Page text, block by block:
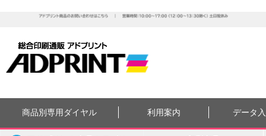
商品別専用ダイヤル 利用案内 データ